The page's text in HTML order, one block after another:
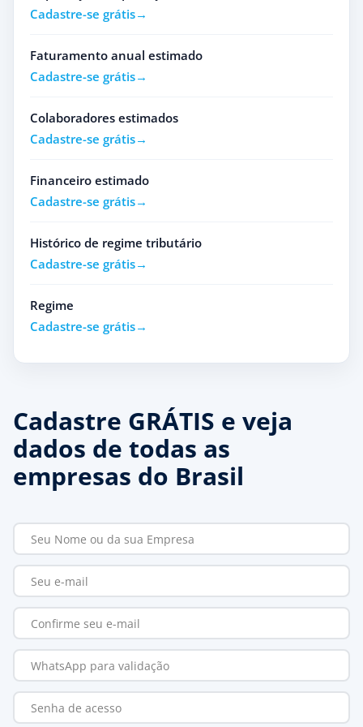
Cadastre-se grátis
Faturamento anual estimado
Cadastre-se grátis
Colaboradores estimados
Cadastre-se grátis
Financeiro estimado
Cadastre-se grátis
Histórico de regime tributário
Cadastre-se grátis
Regime
Cadastre-se grátis
Cadastre GRÁTIS e veja
dados de todas as
empresas do Brasil